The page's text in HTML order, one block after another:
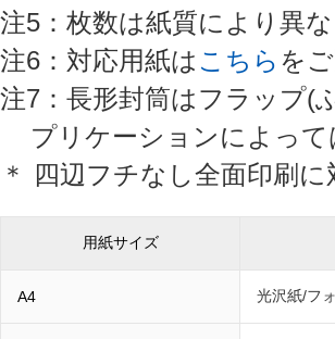
注5：枚数は紙質により異な
注6：対応用紙はこちら を
注7：長形封筒はフラップ(
プリケーションによっ
＊ 四辺フチなし全面印刷
用紙サイズ
A4 光沢紙/フ